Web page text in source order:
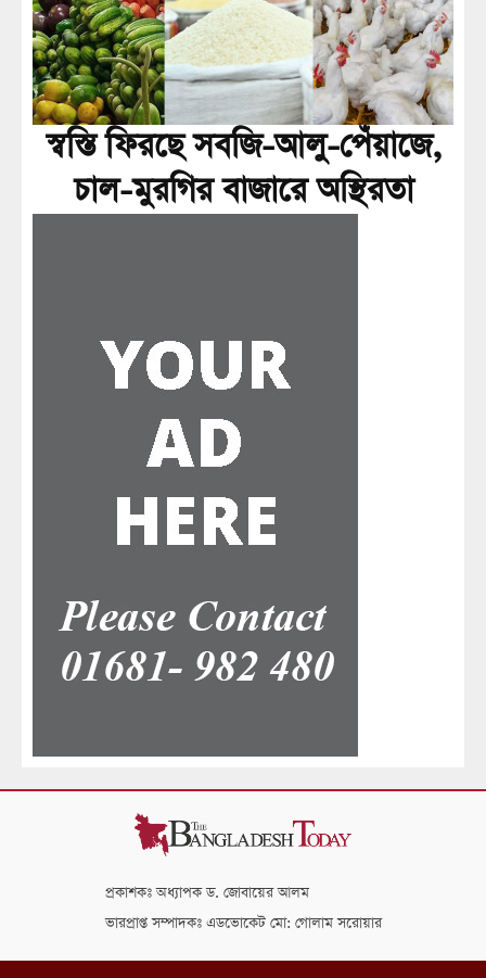
স্বস্তি ফিরছে সবজি-আলু-পেঁয়াজে,
চাল-মুরগির বাজারে অস্থিরতা
প্রকাশকঃ অধ্যাপক ড. জোবায়ের আলম
ভারপ্রাপ্ত সম্পাদকঃ এডভোকেট মো: গোলাম সরোয়ার